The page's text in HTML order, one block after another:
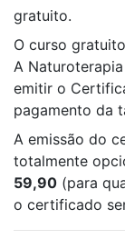
gratuito.
O curso
A
emitir o
pagamento da
A emissão do
totalmente
59,90 (para
o certificado